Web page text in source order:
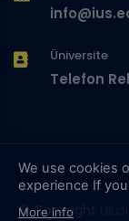
Üniversite
Telefon
© Copyright
We use cookies
experience If
More info